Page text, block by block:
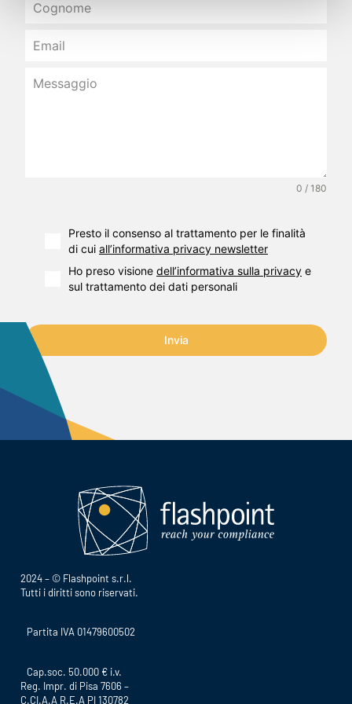
0 / 180
Presto il consenso al trattamento per le finalità
di cui all’informativa privacy newsletter
Ho preso visione dell’informativa sulla privacy e
sul trattamento dei dati personali
Invia
2024 – © Flashpoint s.r.l.
Tutti i diritti sono riservati.
Partita IVA 01479600502
Cap.soc. 50.000 € i.v.
Reg. Impr. di Pisa 7606 –
C.CI.A.A R.E.A PI 130782